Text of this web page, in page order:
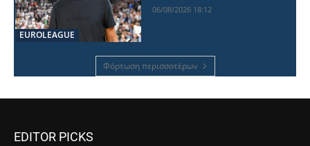
EUROLEAGUE
06/08/2026 18:12
Φόρτωση περισσοτέρων
EDITOR PICKS